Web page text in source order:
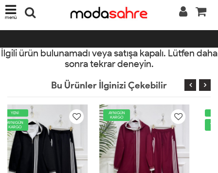
menü
İlgili ürün bulunamadı veya satışa kapalı. Lütfen daha
sonra tekrar deneyin.
Bu Ürünler İlginizi Çekebilir
AYNIGÜN
KARGO
YENİ
AYNIGÜN
KARGO